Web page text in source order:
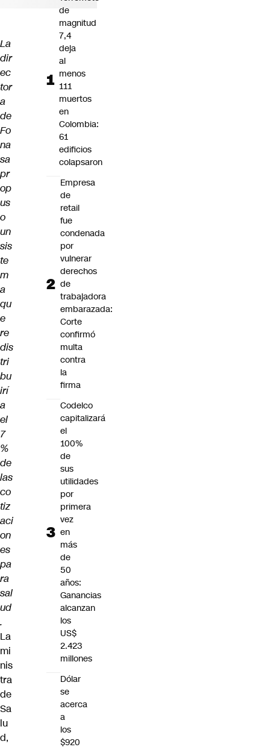
La
dir
ec
tor
a
de
Fo
na
sa
pr
op
us
o
un
sis
te
m
a
qu
e
re
dis
tri
bu
irí
a
el
7
%
de
las
co
tiz
aci
on
es
pa
ra
sal
ud
.
La
mi
nis
tra
de
Sa
lu
d,
de
magnitud
7,4
deja
al
menos
111
muertos
en
Colombia:
61
edificios
colapsaron
Empresa
de
retail
fue
condenada
por
vulnerar
derechos
de
trabajadora
embarazada:
Corte
confirmó
multa
contra
la
firma
Codelco
capitalizará
el
100%
de
sus
utilidades
por
primera
vez
en
más
de
50
años:
Ganancias
alcanzan
los
US$
2.423
millones
Dólar
se
acerca
a
los
$920